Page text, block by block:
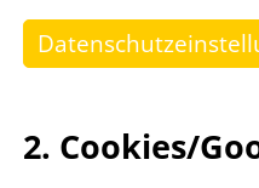
2. Cookies/